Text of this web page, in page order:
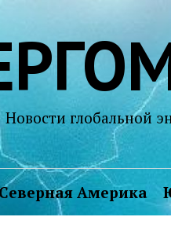
Новости глобальной
Америка